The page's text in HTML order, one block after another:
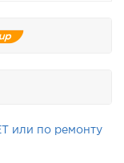
или по ремонту